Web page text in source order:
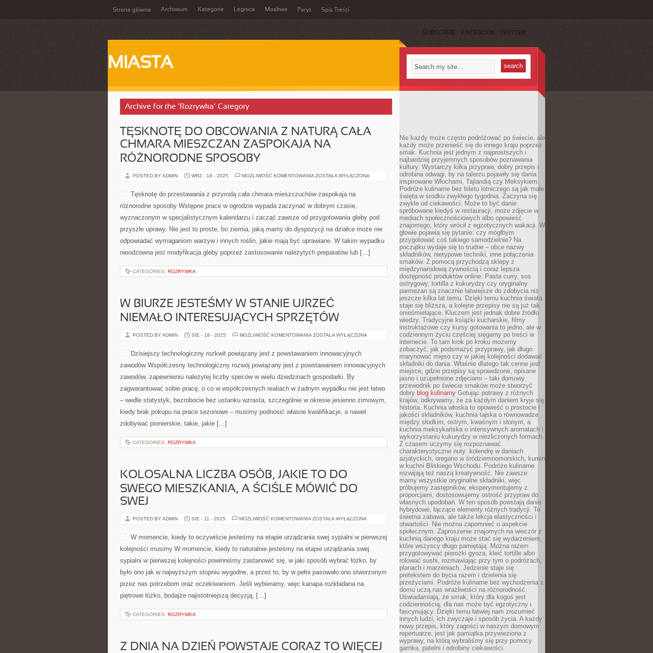
Strona główna Archiwum Kategorie Legnica Moskwa Paryż Spis Treści
SUBSCRIBE FACEBOOK TWITTER
MIASTA
Archive for the ‘Rozrywka’ Category
TĘSKNOTĘ DO OBCOWANIA Z NATURĄ CAŁA
CHMARA MIESZCZAN ZASPOKAJA NA
RÓŻNORODNE SPOSOBY
POSTED BY ADMIN WRZ - 18 - 2025 MOŻLIWOŚĆ KOMENTOWANIA TĘSKNOTĘ
NATURĄ
CHMARA
ZASPOKAJA
RÓŻNORODNE
SPOSOBY
ZOSTAŁA WYŁĄCZONA
Tęsknotę do przestawania z przyrodą cała chmara mieszczuchów zaspokaja na
różnorodne sposoby Wstępne prace w ogrodzie wypada zaczynać w dobrym czasie,
wyznaczonym w specjalistycznym kalendarzu i zacząć zawsze od przygotowania gleby pod
przyszłe uprawy. Nie jest to proste, bo ziemia, jaką mamy do dyspozycji na działce może nie
odpowiadać wymaganiom warzyw i innych roślin, jakie mają być uprawiane. W takim wypadku
nieodzowna jest modyfikacja gleby poprzez zastosowanie należytych preparatów lub […]
CATEGORIES: ROZRYWKA
W BIURZE JESTEŚMY W STANIE UJRZEĆ
NIEMAŁO INTERESUJĄCYCH SPRZĘTÓW
POSTED BY ADMIN SIE - 18 - 2025 MOŻLIWOŚĆ KOMENTOWANIA W
STANIE
NIEMAŁO
SPRZĘTÓW
ZOSTAŁA WYŁĄCZONA
Dzisiejszy technologiczny rozkwit powiązany jest z powstawaniem innowacyjnych
zawodów Współczesny technologiczny rozwój powiązany jest z powstawaniem innowacyjnych
zawodów, zapewnieniu należytej liczby speców w wielu dziedzinach gospodarki. By
zagwarantować sobie pracę, o co w współczesnych realiach w żadnym wypadku nie jest łatwo
– wedle statystyk, bezrobocie bez ustanku wzrasta, szczególnie w okresie jesienno zimowym,
kiedy brak pokupu na prace sezonowe – musimy podnosić własne kwalifikacje, a nawet
zdobywać pionierskie, takie, jakie […]
CATEGORIES: ROZRYWKA
KOLOSALNA LICZBA OSÓB, JAKIE TO DO
SWEGO MIESZKANIA, A ŚCIŚLE MÓWIĆ DO
SWEJ
POSTED BY ADMIN SIE - 11 - 2025 MOŻLIWOŚĆ KOMENTOWANIA KOLOSALNA
TO
SWEGO
A
MÓWIĆ
DO
SWEJ
ZOSTAŁA WYŁĄCZONA
W momencie, kiedy to oczywiście jesteśmy na etapie urządzania swej sypialni w pierwszej
kolejności musimy W momencie, kiedy to naturalnie jesteśmy na etapie urządzania swej
sypialni w pierwszej kolejności powinniśmy zastanowić się, w jaki sposób wybrać łóżko, by
było ono jak w najwyższym stopniu wygodne, a przez to, by w pełni pasowało ono stworzonym
przez nas potrzebom oraz oczekiwaniom. Jeśli wybieramy, więc kanapa rozkładana na
piętrowe łóżko, bodajże najistotniejszą decyzją, […]
CATEGORIES: ROZRYWKA
Z DNIA NA DZIEŃ POWSTAJE CORAZ TO WIĘCEJ
Nie każdy może często podróżować po świecie, ale
każdy może przenieść się do innego kraju poprzez
smak. Kuchnia jest jednym z najprostszych i
najbardziej przyjemnych sposobów poznawania
kultury. Wystarczy kilka przypraw, dobry przepis i
odrobina odwagi, by na talerzu pojawiły się dania
inspirowane Włochami, Tajlandią czy Meksykiem.
Podróże kulinarne bez biletu lotniczego są jak małe
święta w środku zwykłego tygodnia. Zaczyna się
zwykle od ciekawości. Może to być danie
spróbowane kiedyś w restauracji, może zdjęcie w
mediach społecznościowych albo opowieść
znajomego, który wrócił z egzotycznych wakacji. W
głowie pojawia się pytanie: czy mógłbym
przygotować coś takiego samodzielnie? Na
początku wydaje się to trudne – obce nazwy
składników, nietypowe techniki, inne połączenia
smaków. Z pomocą przychodzą sklepy z
międzynarodową żywnością i coraz lepsza
dostępność produktów online. Pasta curry, sos
ostrygowy, tortilla z kukurydzy czy oryginalny
parmezan są znacznie łatwiejsze do zdobycia niż
jeszcze kilka lat temu. Dzięki temu kuchnia świata
staje się bliższa, a kolejne przepisy nie są już tak
onieśmielające. Kluczem jest jednak dobre źródło
wiedzy. Tradycyjne książki kucharskie, filmy
instruktażowe czy kursy gotowania to jedno, ale w
codziennym życiu częściej sięgamy po treści w
internecie. To tam krok po kroku możemy
zobaczyć, jak podsmażyć przyprawy, jak długo
marynować mięso czy w jakiej kolejności dodawać
składniki do dania. Właśnie dlatego tak cenne jest
miejsce, gdzie przepisy są sprawdzone, opisane
jasno i uzupełnione zdjęciami – taki domowy
przewodnik po świecie smaków może stworzyć
dobry blog kulinarny Gotując potrawy z różnych
krajów, odkrywamy, że za każdym daniem kryje się
historia. Kuchnia włoska to opowieść o prostocie i
jakości składników, kuchnia tajska o równowadze
między słodkim, ostrym, kwaśnym i słonym, a
kuchnia meksykańska o intensywnych aromatach i
wykorzystaniu kukurydzy w niezliczonych formach.
Z czasem uczymy się rozpoznawać
charakterystyczne nuty: kolendrę w daniach
azjatyckich, oregano w śródziemnomorskich, kumin
w kuchni Bliskiego Wschodu. Podróże kulinarne
rozwijają też naszą kreatywność. Nie zawsze
mamy wszystkie oryginalne składniki, więc
próbujemy zastępników, eksperymentujemy z
proporcjami, dostosowujemy ostrość przypraw do
własnych upodobań. W ten sposób powstają dania
hybrydowe, łączące elementy różnych tradycji. To
świetna zabawa, ale także lekcja elastyczności i
otwartości. Nie można zapomnieć o aspekcie
społecznym. Zaproszenie znajomych na wieczór z
kuchnią danego kraju może stać się wydarzeniem,
które wszyscy długo pamiętają. Można razem
przygotowywać pierożki gyoza, kleić tortille albo
rolować sushi, rozmawiając przy tym o podróżach,
planach i marzeniach. Jedzenie staje się
pretekstem do bycia razem i dzielenia się
przeżyciami. Podróże kulinarne bez wychodzenia z
domu uczą nas wrażliwości na różnorodność.
Uświadamiają, że smak, który dla kogoś jest
codziennością, dla nas może być egzotyczny i
fascynujący. Dzięki temu łatwiej nam zrozumieć
innych ludzi, ich zwyczaje i sposób życia. A każdy
nowy przepis, który zagości w naszym domowym
repertuarze, jest jak pamiątka przywieziona z
wyprawy, na którą wybraliśmy się przy pomocy
garnka, patelni i odrobiny ciekawości.